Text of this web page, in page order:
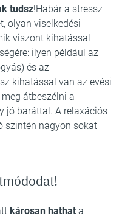
tudsz!Habár a stressz
olyan viselkedési
viszont kihatással
ilyen például az
és az
kihatással van az evési
átbeszélni a
jó baráttal. A relaxációs
szintén nagyon sokat
károsan hathat a